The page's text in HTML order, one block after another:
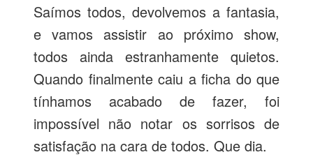
Saímos todos, devolvemos a fantasia,
e vamos assistir ao próximo show,
todos ainda estranhamente quietos.
Quando finalmente caiu a ficha do que
tínhamos acabado de fazer, foi
impossível não notar os sorrisos de
satisfação na cara de todos. Que dia.